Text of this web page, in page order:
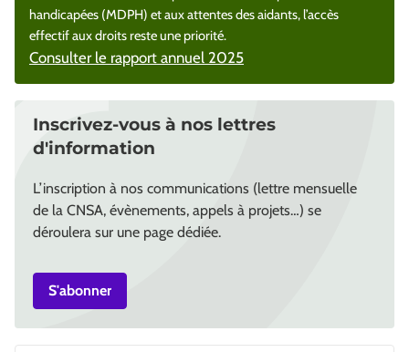
handicapées (MDPH) et aux attentes des aidants, l’accès
effectif aux droits reste une priorité.
Consulter le rapport annuel 2025
Inscrivez-vous à nos lettres
d'information
L’inscription à nos communications (lettre mensuelle
de la CNSA, évènements, appels à projets…) se
déroulera sur une page dédiée.
S'abonner